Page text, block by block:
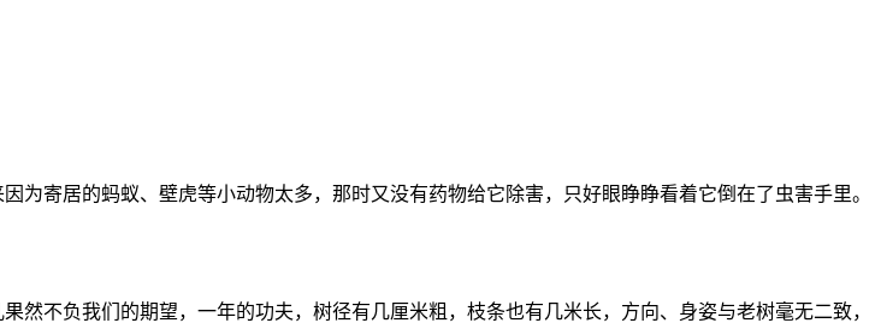
寄居的蚂蚁、壁虎等小动物太多，那时又没有药物给它除害，只好眼睁睁看着它倒在了虫害手里。
不负我们的期望，一年的功夫，树径有几厘米粗，枝条也有几米长，方向、身姿与老树毫无二致，